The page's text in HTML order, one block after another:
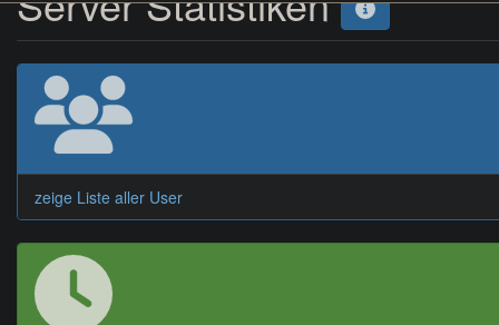
zeige Liste aller User